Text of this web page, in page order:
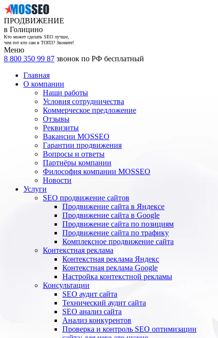
ПРОДВИЖЕНИЕ
в Голицино
Кто может сделать SEO лучше,
чем тот кто сам в ТОП3? Звоните!
Меню
8 800 350 99 87 звонок по РФ бесплатный
Главная
О компании
Наши работы
Условия сотрудничества
Коммерческое предложение
Отзывы
Реквизиты
Вакансии MOSSEO
Гарантии продвижения
Вопросы и ответы
Партнёры компании
Философия компании MOSSEO
Новости
Услуги
SEO продвижение сайтов
Продвижение сайта в Яндексе
Продвижение сайта в Google
Продвижение сайта по позициям
Продвижение сайта по трафику
Комплексное продвижение сайта
Контекстная реклама
Контекстная реклама Яндекс
Контекстная реклама Google
Настройка контекстной рекламы
Консультации
SEO аудит сайта
Технический аудит сайта
SEO анализ сайта
Анализ конкурентов
Проверка и контроль SEO оптимизации